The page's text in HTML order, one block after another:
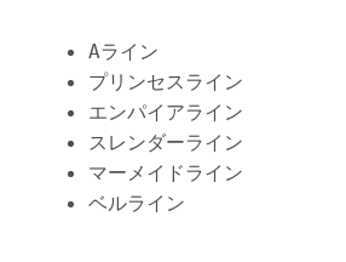
Aライン
プリンセスライン
エンパイアライン
スレンダーライン
マーメイドライン
ベルライン